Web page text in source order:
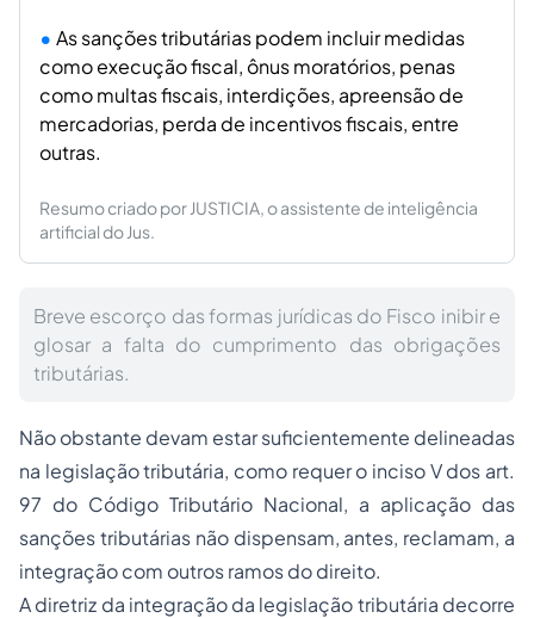
As sanções tributárias podem incluir medidas
como execução fiscal, ônus moratórios, penas
como multas fiscais, interdições, apreensão de
mercadorias, perda de incentivos fiscais, entre
outras.
Resumo criado por JUSTICIA, o assistente de inteligência
artificial do Jus.
Breve escorço das formas jurídicas do Fisco inibir e
glosar a falta do cumprimento das obrigações
tributárias.
Não obstante devam estar suficientemente delineadas
na legislação tributária, como requer o inciso V dos art.
97 do Código Tributário Nacional, a aplicação das
sanções tributárias não dispensam, antes, reclamam, a
integração com outros ramos do direito.
A diretriz da integração da legislação tributária decorre